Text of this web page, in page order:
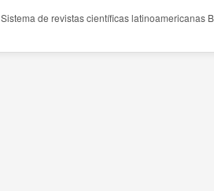
Sistema de revistas científicas latinoamericanas